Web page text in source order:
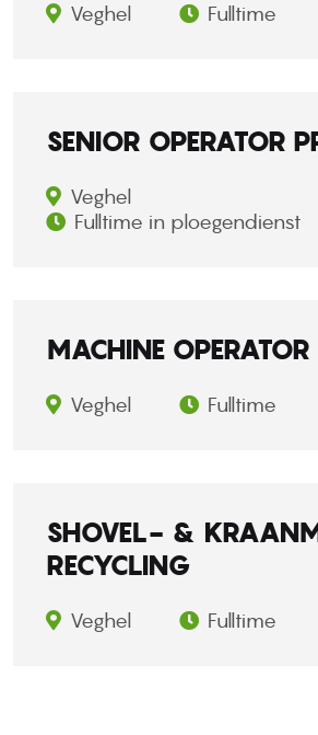
Veghel Fulltime
SENIOR OPERATOR
Veghel
Fulltime in ploegendienst
MACHINE OPERATOR
Veghel Fulltime
SHOVEL- &
RECYCLING
Veghel Fulltime